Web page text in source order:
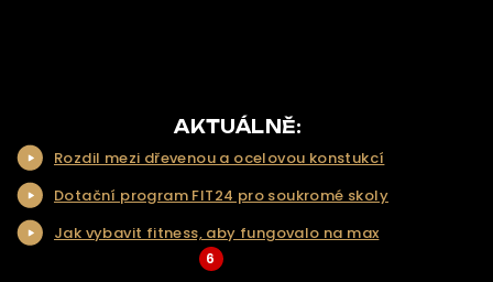
NAŠE NABÍDKA
NAŠE SLUŽBY
REALIZACE
KONTAKT
AKTUÁLNĚ:
Rozdil mezi dřevenou a ocelovou konstukcí
Dotační program FIT24 pro soukromé skoly
Jak vybavit fitness, aby fungovalo na max
6